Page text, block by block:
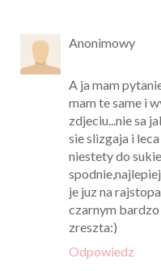
Anonimowy
A ja mam
mam te same i
zdjeciu...nie sa
sie slizgaja i
niestety do
je juz na
czarnym
zreszta:)
Odpowiedz